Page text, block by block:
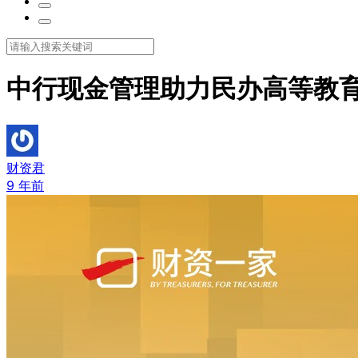
中行现金管理助力民办高等教
财资君
9 年前